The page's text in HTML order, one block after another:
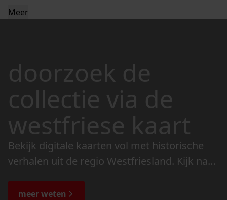
Meer
doorzoek de
collectie via de
westfriese kaart
Bekijk digitale kaarten vol met historische
verhalen uit de regio Westfriesland. Kijk naar
de bijzondere verhalen.
meer weten